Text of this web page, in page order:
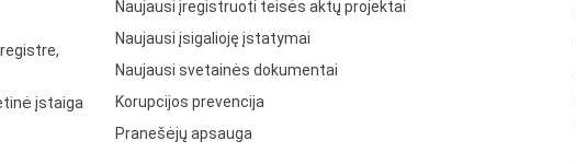
įstaiga
Naujausi įregistruoti teisės aktų projektai
Naujausi įsigalioję įstatymai
Naujausi svetainės dokumentai
Korupcijos prevencija
Pranešėjų apsauga